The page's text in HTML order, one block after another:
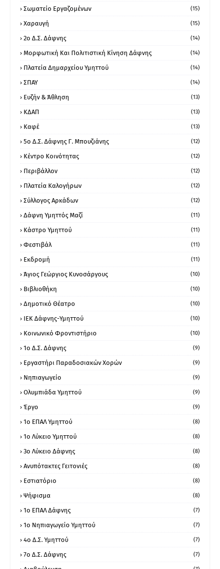
Σωματείο Εργαζομένων (15)
Χαραυγή (15)
2ο Δ.Σ. Δάφνης (14)
Μορφωτική Και Πολιτιστική Κίνηση Δάφνης (14)
Πλατεία Δημαρχείου Υμηττού (14)
ΣΠΑΥ (14)
Ευζήν & Άθληση (13)
ΚΔΑΠ (13)
Καφέ (13)
5ο Δ.Σ. Δάφνης Γ. Μπουζιάνης (12)
Κέντρο Κοινότητας (12)
Περιβάλλον (12)
Πλατεία Καλογήρων (12)
Σύλλογος Αρκάδων (12)
Δάφνη Υμηττός Μαζί (11)
Κάστρο Υμηττού (11)
Φεστιβάλ (11)
Εκδρομή (11)
Άγιος Γεώργιος Κυνοσάργους (10)
Βιβλιοθήκη (10)
Δημοτικό Θέατρο (10)
ΙΕΚ Δάφνης-Υμηττού (10)
Κοινωνικό Φροντιστήριο (10)
1ο Δ.Σ. Δάφνης (9)
Εργαστήρι Παραδοσιακών Χορών (9)
Νηπιαγωγείο (9)
Ολυμπιάδα Υμηττού (9)
Έργο (9)
1o ΕΠΑΛ Υμηττού (8)
1ο Λύκειο Υμηττού (8)
3ο Λύκειο Δάφνης (8)
Ανυπότακτες Γειτονιές (8)
Εστιατόριο (8)
Ψήφισμα (8)
1ο ΕΠΑΛ Δάφνης (7)
1ο Νηπιαγωγείο Υμηττού (7)
4ο Δ.Σ. Υμηττού (7)
7ο Δ.Σ. Δάφνης (7)